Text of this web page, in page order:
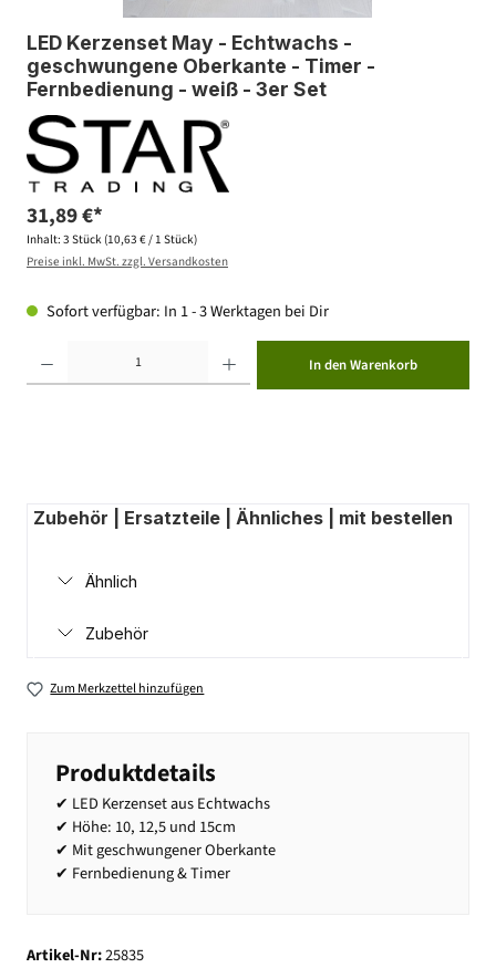
LED Kerzenset May - Echtwachs -
geschwungene Oberkante - Timer -
Fernbedienung - weiß - 3er Set
31,89 €*
Inhalt: 3 Stück (10,63 € / 1 Stück)
Preise inkl. MwSt. zzgl. Versandkosten
Sofort verfügbar: In 1 - 3 Werktagen bei Dir
In den Warenkorb
Zubehör | Ersatzteile | Ähnliches | mit bestellen
Ähnlich
Zubehör
Zum Merkzettel hinzufügen
Produktdetails
✔ LED Kerzenset aus Echtwachs
✔ Höhe: 10, 12,5 und 15cm
✔ Mit geschwungener Oberkante
✔ Fernbedienung & Timer
Artikel-Nr:25835